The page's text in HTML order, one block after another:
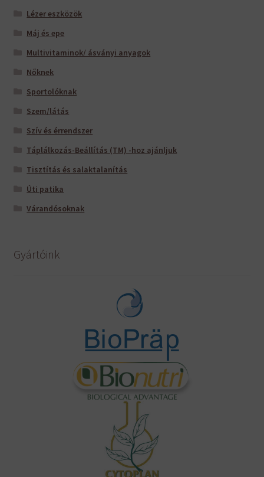
Lézer eszközök
Máj és epe
Multivitaminok/ ásványi anyagok
Nőknek
Sportolóknak
Szem/látás
Szív és érrendszer
Táplálkozás-Beállítás (TM) -hoz ajánljuk
Tisztítás és salaktalanítás
Úti patika
Várandósoknak
Gyártóink